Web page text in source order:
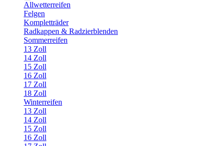
Allwetterreifen
Felgen
Kompletträder
Radkappen & Radzierblenden
Sommerreifen
13 Zoll
14 Zoll
15 Zoll
16 Zoll
17 Zoll
18 Zoll
Winterreifen
13 Zoll
14 Zoll
15 Zoll
16 Zoll